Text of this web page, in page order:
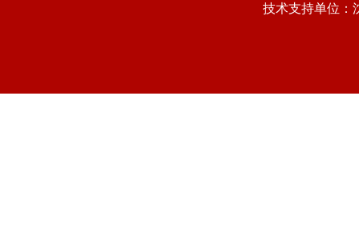
技术支持单位：